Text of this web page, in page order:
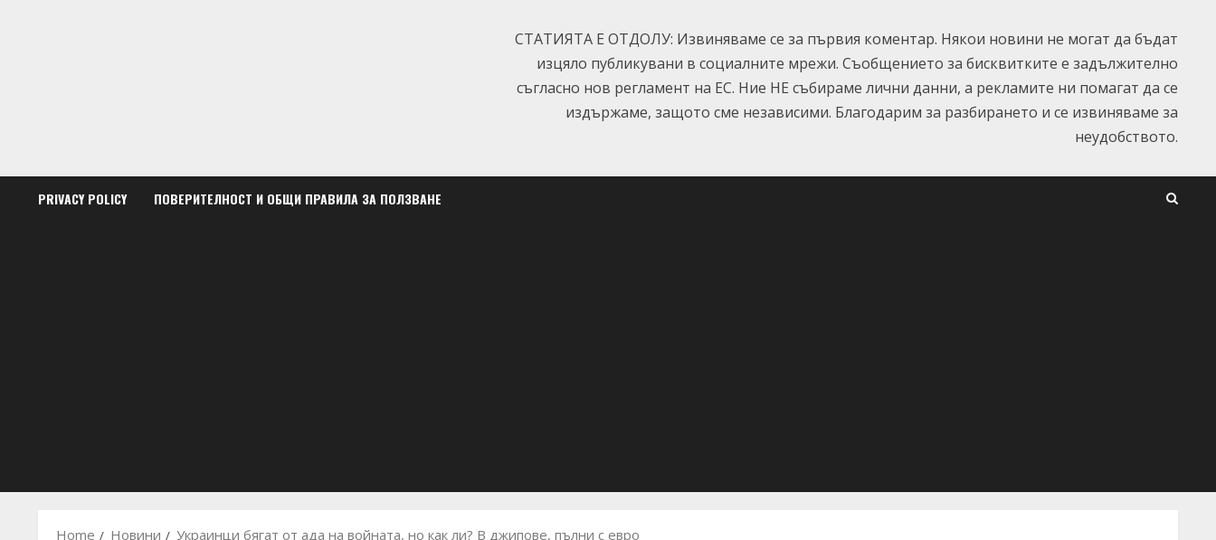
СТАТИЯТА Е ОТДОЛУ: Извиняваме се за първия коментар. Някои новини не могат да бъдат
изцяло публикувани в социалните мрежи. Съобщението за бисквитките е задължително
съгласно нов регламент на ЕС. Ние НЕ събираме лични данни, а рекламите ни помагат да се
издържаме, защото сме независими. Благодарим за разбирането и се извиняваме за
неудобството.
PRIVACY POLICY ПОВЕРИТЕЛНОСТ И ОБЩИ ПРАВИЛА ЗА ПОЛЗВАНЕ
Home Новини Украинци бягат от ада на войната, но как ли? В джипове, пълни с евро